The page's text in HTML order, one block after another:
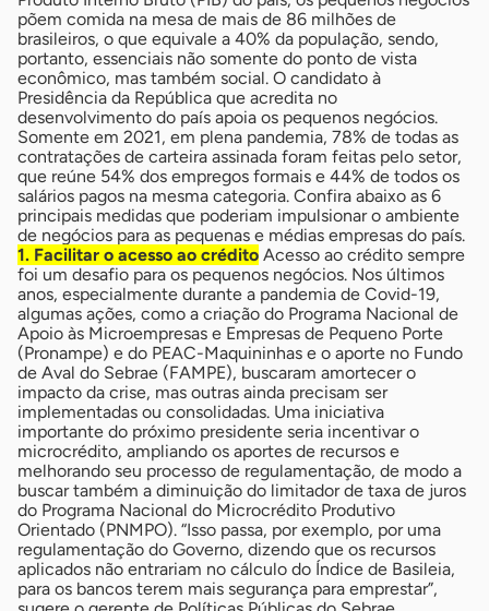
põem comida na mesa de mais de 86 milhões de
brasileiros, o que equivale a 40% da população, sendo,
portanto, essenciais não somente do ponto de vista
econômico, mas também social. O candidato à
Presidência da República que acredita no
desenvolvimento do país apoia os pequenos negócios.
Somente em 2021, em plena pandemia, 78% de todas as
contratações de carteira assinada foram feitas pelo setor,
que reúne 54% dos empregos formais e 44% de todos os
salários pagos na mesma categoria. Confira abaixo as 6
principais medidas que poderiam impulsionar o ambiente
de negócios para as pequenas e médias empresas do país.
1. Facilitar o acesso ao crédito Acesso ao crédito sempre
foi um desafio para os pequenos negócios. Nos últimos
anos, especialmente durante a pandemia de Covid-19,
algumas ações, como a criação do Programa Nacional de
Apoio às Microempresas e Empresas de Pequeno Porte
(Pronampe) e do PEAC-Maquininhas e o aporte no Fundo
de Aval do Sebrae (FAMPE), buscaram amortecer o
impacto da crise, mas outras ainda precisam ser
implementadas ou consolidadas. Uma iniciativa
importante do próximo presidente seria incentivar o
microcrédito, ampliando os aportes de recursos e
melhorando seu processo de regulamentação, de modo a
buscar também a diminuição do limitador de taxa de juros
do Programa Nacional do Microcrédito Produtivo
Orientado (PNMPO). “Isso passa, por exemplo, por uma
regulamentação do Governo, dizendo que os recursos
aplicados não entrariam no cálculo do Índice de Basileia,
para os bancos terem mais segurança para emprestar”,